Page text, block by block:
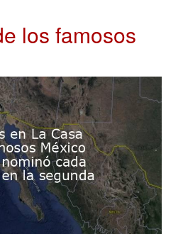
los famosos